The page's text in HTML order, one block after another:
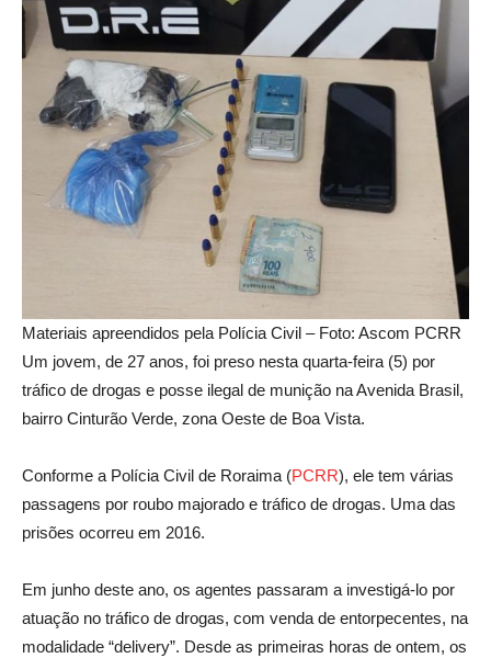
Materiais apreendidos pela Polícia Civil – Foto: Ascom PCRR
Um jovem, de 27 anos, foi preso nesta quarta-feira (5) por
tráfico de drogas e posse ilegal de munição na Avenida Brasil,
bairro Cinturão Verde, zona Oeste de Boa Vista.
Conforme a Polícia Civil de Roraima (PCRR), ele tem várias
passagens por roubo majorado e tráfico de drogas. Uma das
prisões ocorreu em 2016.
Em junho deste ano, os agentes passaram a investigá-lo por
atuação no tráfico de drogas, com venda de entorpecentes, na
modalidade “delivery”. Desde as primeiras horas de ontem, os